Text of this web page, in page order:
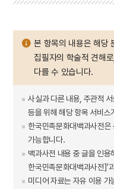
본 항목의 내용은 해당
집필자의 학술적 견해
다를 수 있습니다.
사실과 다른 내용, 주관적
등을 위해 해당 항목 서비스
한국민족문화대백과사전
가능합니다.
백과사전 내용 중 글을 인
한국민족문화대백과사전]'
미디어 자료는 자유 이용